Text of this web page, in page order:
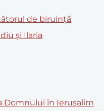
de biruinţă
și Ilaria
Domnului în Ierusalim